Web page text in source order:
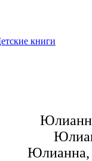
книги
Юлианна,